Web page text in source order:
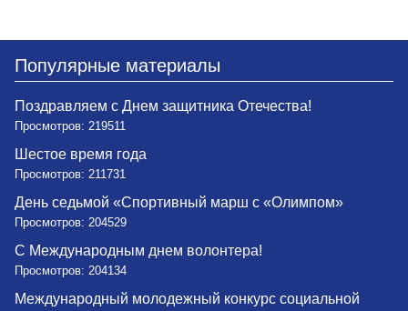
Популярные материалы
Поздравляем с Днем защитника Отечества!
Просмотров: 219511
Шестое время года
Просмотров: 211731
День седьмой «Спортивный марш с «Олимпом»
Просмотров: 204529
С Международным днем волонтера!
Просмотров: 204134
Международный молодежный конкурс социальной